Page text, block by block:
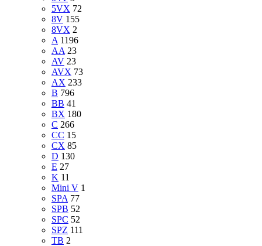
5VX 72
8V 155
8VX 2
A 1196
AA 23
AV 23
AVX 73
AX 233
B 796
BB 41
BX 180
C 266
CC 15
CX 85
D 130
E 27
K 11
Mini V 1
SPA 77
SPB 52
SPC 52
SPZ 111
TB 2